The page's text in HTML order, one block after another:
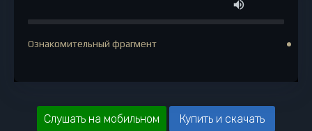
Ознакомительный фрагмент
Слушать на мобильном Купить и скачать